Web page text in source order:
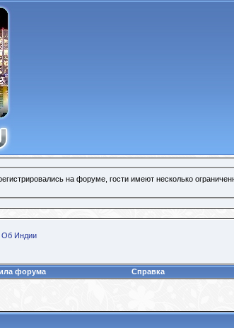
на форуме, гости имеют несколько
Об Индии
форума Справка